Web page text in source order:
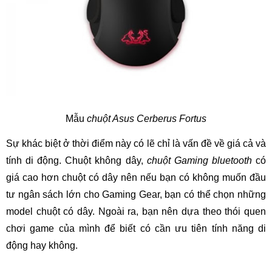
Mẫu chuột Asus Cerberus Fortus
Sự khác biệt ở thời điểm này có lẽ chỉ là vấn đề về giá cả và
tính di động. Chuột không dây, chuột Gaming bluetoothcó
giá cao hơn chuột có dây nên nếu bạn có không muốn đầu
tư ngân sách lớn cho Gaming Gear, bạn có thể chọn những
model chuột có dây. Ngoài ra, bạn nên dựa theo thói quen
chơi game của mình để biết có cần ưu tiên tính năng di
động hay không.